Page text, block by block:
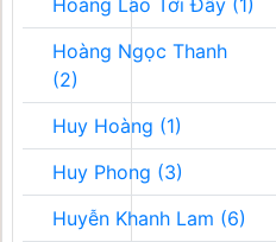
Hoàng Lão Tới Đây (1)
Hoàng Ngọc Thanh
(2)
Huy Hoàng (1)
Huy Phong (3)
Huyễn Khanh Lam (6)